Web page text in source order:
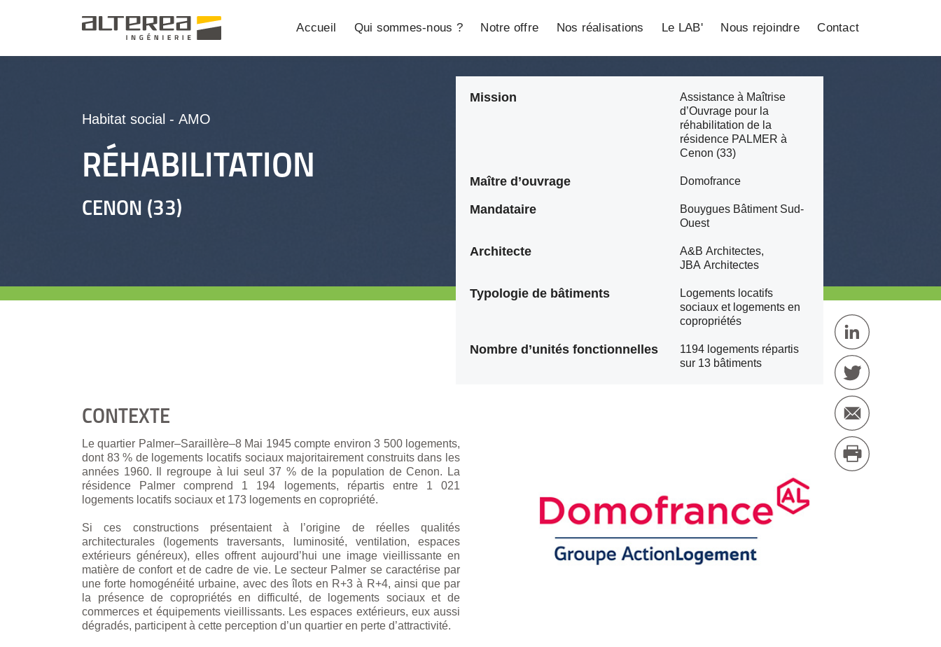
Accueil Qui sommes-nous ? Notre offre Nos réalisations Le LAB' Nous rejoindre Contact
Habitat social - AMO
RÉHABILITATION
CENON (33)
Mission
Assistance à Maîtrise
d’Ouvrage pour la
réhabilitation de la
résidence PALMER à
Cenon (33)
Maître d’ouvrage Domofrance
Mandataire
Bouygues Bâtiment Sud-
Ouest
Architecte
A&B Architectes,
JBA Architectes
Typologie de bâtiments
Logements locatifs
sociaux et logements en
copropriétés
Nombre d’unités fonctionnelles
1194 logements répartis
sur 13 bâtiments
CONTEXTE
Le quartier Palmer–Saraillère–8 Mai 1945 compte environ 3 500 logements,
dont 83 % de logements locatifs sociaux majoritairement construits dans les
années 1960. Il regroupe à lui seul 37 % de la population de Cenon. La
résidence Palmer comprend 1 194 logements, répartis entre 1 021
logements locatifs sociaux et 173 logements en copropriété.
Si ces constructions présentaient à l’origine de réelles qualités
architecturales (logements traversants, luminosité, ventilation, espaces
extérieurs généreux), elles offrent aujourd’hui une image vieillissante en
matière de confort et de cadre de vie. Le secteur Palmer se caractérise par
une forte homogénéité urbaine, avec des îlots en R+3 à R+4, ainsi que par
la présence de copropriétés en difficulté, de logements sociaux et de
commerces et équipements vieillissants. Les espaces extérieurs, eux aussi
dégradés, participent à cette perception d’un quartier en perte d’attractivité.